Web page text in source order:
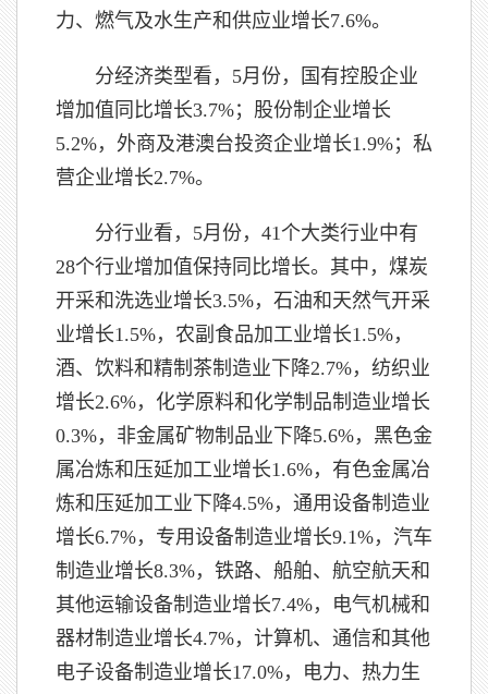
力、燃气及水生产和供应业增长7.6%。
分经济类型看，5月份，国有控股企业
增加值同比增长3.7%；股份制企业增长
5.2%，外商及港澳台投资企业增长1.9%；私
营企业增长2.7%。
分行业看，5月份，41个大类行业中有
28个行业增加值保持同比增长。其中，煤炭
开采和洗选业增长3.5%，石油和天然气开采
业增长1.5%，农副食品加工业增长1.5%，
酒、饮料和精制茶制造业下降2.7%，纺织业
增长2.6%，化学原料和化学制品制造业增长
0.3%，非金属矿物制品业下降5.6%，黑色金
属冶炼和压延加工业增长1.6%，有色金属冶
炼和压延加工业下降4.5%，通用设备制造业
增长6.7%，专用设备制造业增长9.1%，汽车
制造业增长8.3%，铁路、船舶、航空航天和
其他运输设备制造业增长7.4%，电气机械和
器材制造业增长4.7%，计算机、通信和其他
电子设备制造业增长17.0%，电力、热力生